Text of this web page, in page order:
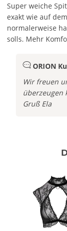
Super weiche
exakt wie auf
normalerweise
solls. Mehr
ORION
Wir freuen
überzeugen
Gruß Ela